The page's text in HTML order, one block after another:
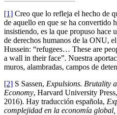
[1] Creo que lo refleja el hecho de
de aquello en que se ha convertido
insistiendo, es la que propuso hace
de derechos humanos de la ONU,
Hussein: “refugees… These are
a wall in their face”. Nuestra
muros, alambradas, campos de
[2] S Sassen, Expulsions. Brutality
Economy, Harvard University
2016). Hay traducción española,
complejidad en la economía global,